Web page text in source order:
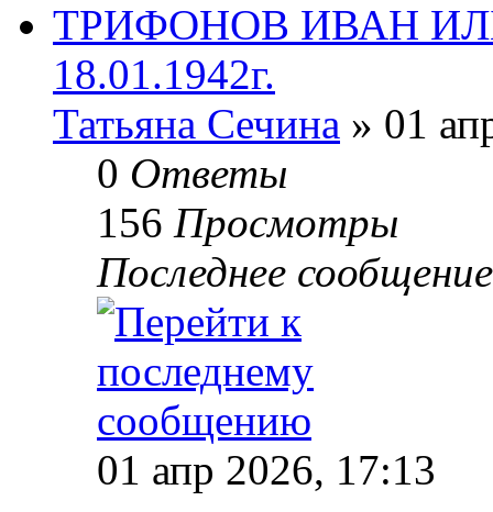
ТРИФОНОВ ИВАН
18.01.1942г.
Татьяна Сечина » 01
0 Ответы
156 Просмотры
Последнее
01 апр 2026, 17:13